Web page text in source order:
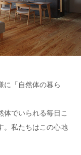
に「自然体の暮ら
体でいられる毎日こ
。私たちはこの心地